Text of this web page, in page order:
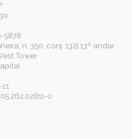
5878
n. 350, conj. 132| 13º andar
Tower
0